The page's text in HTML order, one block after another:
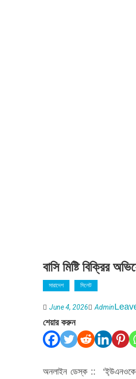
বাসি মিষ্টি বিক্রির
সারাদেশ সিলেট
June 4, 2026 Admin
শেয়ার করুন
অনলাইন ডেস্ক :: ‘ই্উএনওকে